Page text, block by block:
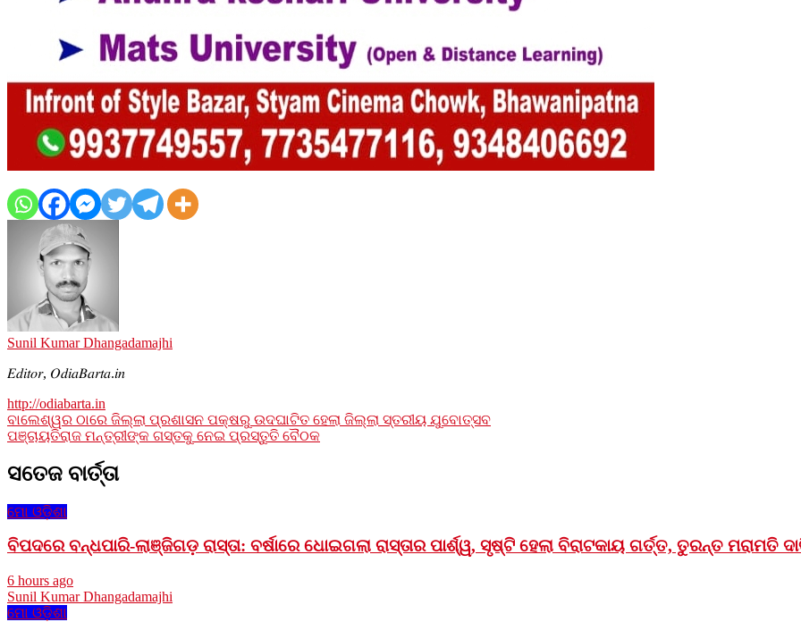
Sunil Kumar Dhangadamajhi
𝐸𝑑𝑖𝑡𝑜𝑟, 𝑂𝑑𝑖𝑎𝐵𝑎𝑟𝑡𝑎.𝑖𝑛
http://odiabarta.in
Post
navigation
ବାଲେଶ୍ୱର ଠାରେ ଜିଲ୍ଲା ପ୍ରଶାସନ ପକ୍ଷରୁ ଉଦଘାଟିତ ହେଲା ଜିଲ୍ଲା ସ୍ତରୀୟ ଯୁବୋତ୍ସବ
ପଞ୍ଚାୟତିରାଜ ମନ୍ତ୍ରୀଙ୍କ ଗସ୍ତକୁ ନେଇ ପ୍ରସ୍ତୁତି ବୈଠକ
ସତେଜ ବାର୍ତ୍ତା
ମୋ ଓଡ଼ିଶା
ବିପଦରେ ବନ୍ଧପାରି-ଲାଞ୍ଜିଗଡ଼ ରାସ୍ତା: ବର୍ଷାରେ ଧୋଇଗଲା ରାସ୍ତାର ପାର୍ଶ୍ୱ, ସୃଷ୍ଟି ହେଲା ବିରାଟକାୟ ଗର୍ତ୍ତ, ତୁରନ୍ତ ମରାମତି
6 hours ago
Sunil Kumar Dhangadamajhi
ମୋ ଓଡ଼ିଶା